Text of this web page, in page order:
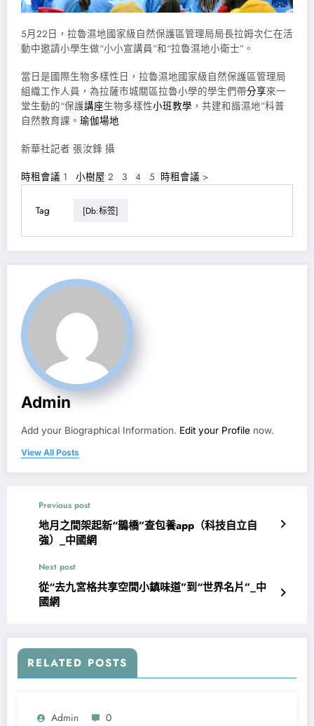
5月22日，拉魯濕地國家級自然保護區管理局局長拉姆次仁在活
動中邀請小學生做“小小宣講員”和“拉魯濕地小衛士”。
當日是國際生物多樣性日，拉魯濕地國家級自然保護區管理局
組織工作人員，為拉薩市城關區拉魯小學的學生們帶分享來一
堂生動的“保護講座生物多樣性小班教學 ，共建和諧濕地”科普
自然教育課。 瑜伽場地
新華社記者 張汝鋒 攝
時租會議 1 小樹屋 2 3 4 5 時租會議 >
Tag [db:标签]
Admin
Add your Biographical Information. Edit your Profile now.
View All Posts
Previous post
地月之間架起新“鵲橋”查包養app（科技自立自
強）_中國網
Next post
從“去九宮格共享空間小鎮味道”到“世界名片”_中
國網
RELATED POSTS
Admin 0